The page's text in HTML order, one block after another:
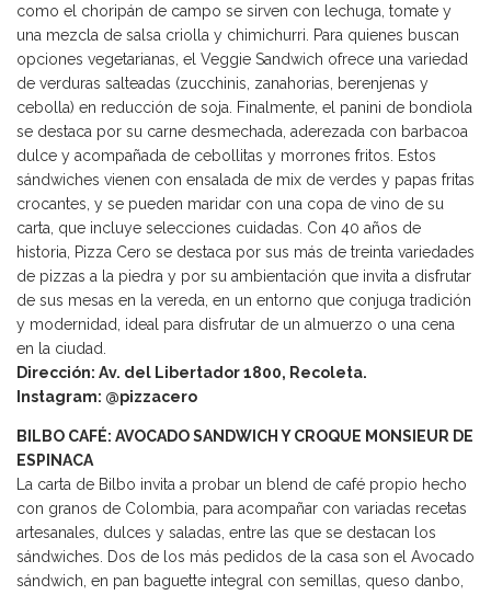
como el choripán de campo se sirven con lechuga, tomate y
una mezcla de salsa criolla y chimichurri. Para quienes buscan
opciones vegetarianas, el Veggie Sandwich ofrece una variedad
de verduras salteadas (zucchinis, zanahorias, berenjenas y
cebolla) en reducción de soja. Finalmente, el panini de bondiola
se destaca por su carne desmechada, aderezada con barbacoa
dulce y acompañada de cebollitas y morrones fritos. Estos
sándwiches vienen con ensalada de mix de verdes y papas fritas
crocantes, y se pueden maridar con una copa de vino de su
carta, que incluye selecciones cuidadas. Con 40 años de
historia, Pizza Cero se destaca por sus más de treinta variedades
de pizzas a la piedra y por su ambientación que invita a disfrutar
de sus mesas en la vereda, en un entorno que conjuga tradición
y modernidad, ideal para disfrutar de un almuerzo o una cena
en la ciudad.
Dirección: Av. del Libertador 1800, Recoleta.
Instagram: @pizzacero
BILBO CAFÉ: AVOCADO SANDWICH Y CROQUE MONSIEUR DE
ESPINACA
La carta de Bilbo invita a probar un blend de café propio hecho
con granos de Colombia, para acompañar con variadas recetas
artesanales, dulces y saladas, entre las que se destacan los
sándwiches. Dos de los más pedidos de la casa son el Avocado
sándwich, en pan baguette integral con semillas, queso danbo,